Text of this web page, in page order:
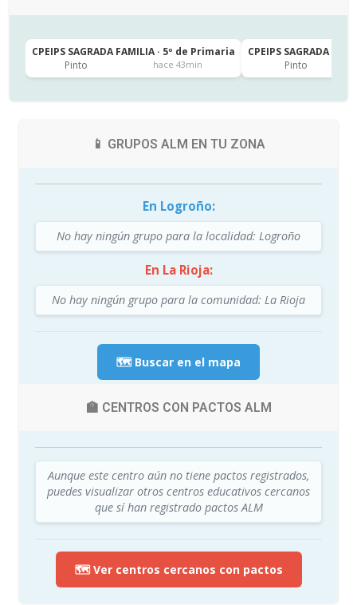
CPEIPS SAGRADA FAMILIA · 5º de Primaria
Pinto
hace 43min
CPEIPS SAGRADA
Pinto
📱 GRUPOS ALM EN TU ZONA
En Logroño:
No hay ningún grupo para la localidad: Logroño
En La Rioja:
No hay ningún grupo para la comunidad: La Rioja
🗺️ Buscar en el mapa
🏫 CENTROS CON PACTOS ALM
Aunque este centro aún no tiene pactos registrados,
puedes visualizar otros centros educativos cercanos
que sí han registrado pactos ALM
🗺️ Ver centros cercanos con pactos